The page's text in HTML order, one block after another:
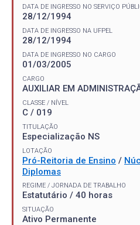
DATA DE INGRESSO NO SERVIÇO
28/12/1994
DATA DE INGRESSO NA UFPEL
28/12/1994
DATA DE INGRESSO NO CARGO
01/03/2005
CARGO
AUXILIAR EM
CLASSE / NÍVEL
C / 019
TITULAÇÃO
Especialização NS
LOTAÇÃO
Pró-Reitoria de Ensino /
Diplomas
REGIME / JORNADA DE TRABALHO
Estatutário / 40 horas
SITUAÇÃO
Ativo Permanente